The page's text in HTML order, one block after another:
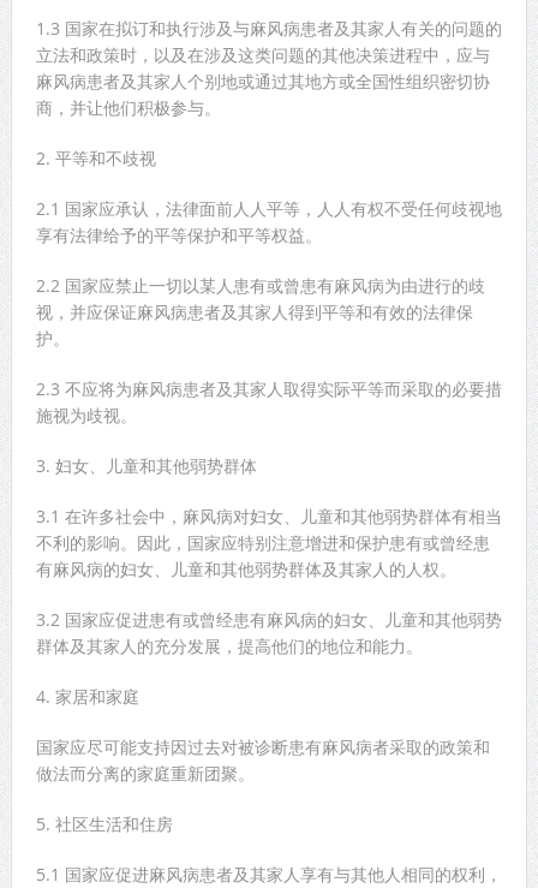
1.3 国家在拟订和执行涉及与麻风病患者及其家人有关的问题的
立法和政策时，以及在涉及这类问题的其他决策进程中，应与
麻风病患者及其家人个别地或通过其地方或全国性组织密切协
商，并让他们积极参与。
2. 平等和不歧视
2.1 国家应承认，法律面前人人平等，人人有权不受任何歧视地
享有法律给予的平等保护和平等权益。
2.2 国家应禁止一切以某人患有或曾患有麻风病为由进行的歧
视，并应保证麻风病患者及其家人得到平等和有效的法律保
护。
2.3 不应将为麻风病患者及其家人取得实际平等而采取的必要措
施视为歧视。
3. 妇女、儿童和其他弱势群体
3.1 在许多社会中，麻风病对妇女、儿童和其他弱势群体有相当
不利的影响。因此，国家应特别注意增进和保护患有或曾经患
有麻风病的妇女、儿童和其他弱势群体及其家人的人权。
3.2 国家应促进患有或曾经患有麻风病的妇女、儿童和其他弱势
群体及其家人的充分发展，提高他们的地位和能力。
4. 家居和家庭
国家应尽可能支持因过去对被诊断患有麻风病者采取的政策和
做法而分离的家庭重新团聚。
5. 社区生活和住房
5.1 国家应促进麻风病患者及其家人享有与其他人相同的权利，